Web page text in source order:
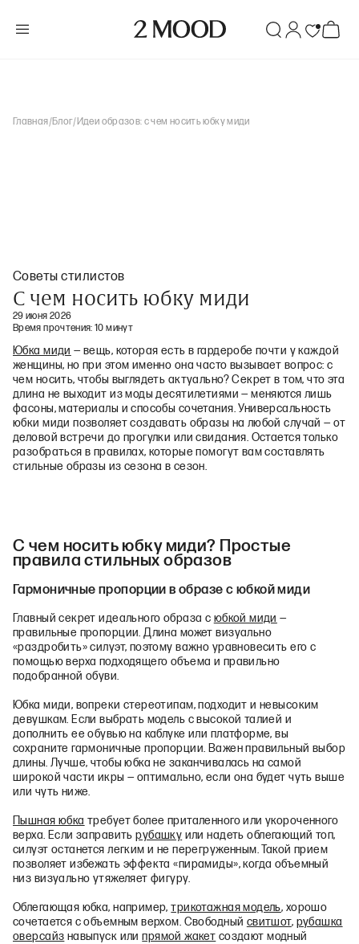
Главная/Блог/ Идеи образов: с чем носить юбку миди
Советы стилистов
С чем носить юбку миди
29 июня 2026
Время прочтения:10 минут
Юбка миди — вещь, которая есть в гардеробе почти у каждой
женщины, но при этом именно она часто вызывает вопрос: с
чем носить, чтобы выглядеть актуально? Секрет в том, что эта
длина не выходит из моды десятилетиями — меняются лишь
фасоны, материалы и способы сочетания. Универсальность
юбки миди позволяет создавать образы на любой случай — от
деловой встречи до прогулки или свидания. Остается только
разобраться в правилах, которые помогут вам составлять
стильные образы из сезона в сезон.
С чем носить юбку миди? Простые
правила стильных образов
Гармоничные пропорции в образе с юбкой миди
Главный секрет идеального образа с юбкой миди —
правильные пропорции. Длина может визуально
«раздробить» силуэт, поэтому важно уравновесить его с
помощью верха подходящего объема и правильно
подобранной обуви.
Юбка миди, вопреки стереотипам, подходит и невысоким
девушкам. Если выбрать модель с высокой талией и
дополнить ее обувью на каблуке или платформе, вы
сохраните гармоничные пропорции. Важен правильный выбор
длины. Лучше, чтобы юбка не заканчивалась на самой
широкой части икры — оптимально, если она будет чуть выше
или чуть ниже.
Пышная юбка требует более приталенного или укороченного
верха. Если заправитьрубашку или надеть облегающий топ,
силуэт останется легким и не перегруженным. Такой прием
позволяет избежать эффекта «пирамиды», когда объемный
низ визуально утяжеляет фигуру.
Облегающая юбка, например,трикотажная модель, хорошо
сочетается с объемным верхом. Свободный свитшот, рубашка
оверсайз навыпуск илипрямой жакет создают модный